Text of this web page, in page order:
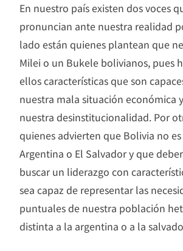
En nuestro país existen dos voces
pronuncian ante nuestra realidad
lado están quienes plantean que
Milei o un Bukele bolivianos, pues
ellos características que son
nuestra mala situación económica
nuestra desinstitucionalidad. Por
quienes advierten que Bolivia no
Argentina o El Salvador y que
buscar un liderazgo con
sea capaz de representar las
puntuales de nuestra población
distinta a la argentina o a la